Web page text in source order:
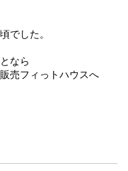
でした。
なら
売フィっトハウスへ